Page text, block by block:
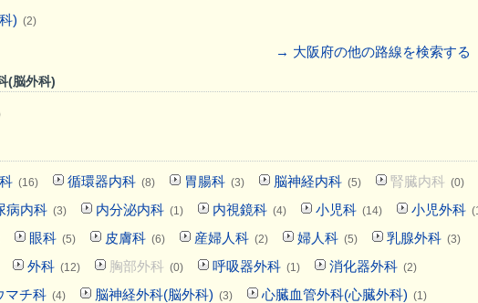
) (2)
→ 大阪府の他の路線を検索する
(脳外科)
(16) 循環器内科 (8) 胃腸科 (3) 脳神経内科 (5) 腎臓内科 (0)
病内科 (3) 内分泌内科 (1) 内視鏡科 (4) 小児科 (14) 小児外科
眼科 (5) 皮膚科 (6) 産婦人科 (2) 婦人科 (5) 乳腺外科 (3)
外科 (12) 胸部外科 (0) 呼吸器外科 (1) 消化器外科 (2)
マチ科 (4) 脳神経外科(脳外科) (3) 心臓血管外科(心臓外科) (1)